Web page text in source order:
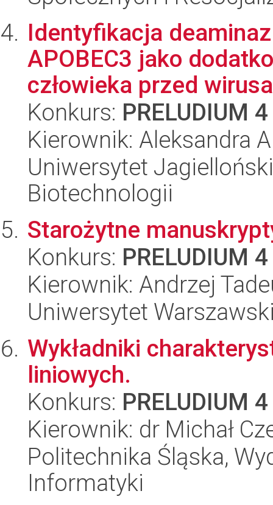
Identyfikacja
APOBEC3 jako
człowieka przed
Konkurs: PRELUDIUM 4
Kierownik: Aleksandra
Uniwersytet
Biotechnologii
Starożytne
Konkurs: PRELUDIUM 4
Kierownik: Andrzej
Uniwersytet
Wykładniki
liniowych.
Konkurs: PRELUDIUM 4
Kierownik: dr Michał
Politechnika Śląska,
Informatyki